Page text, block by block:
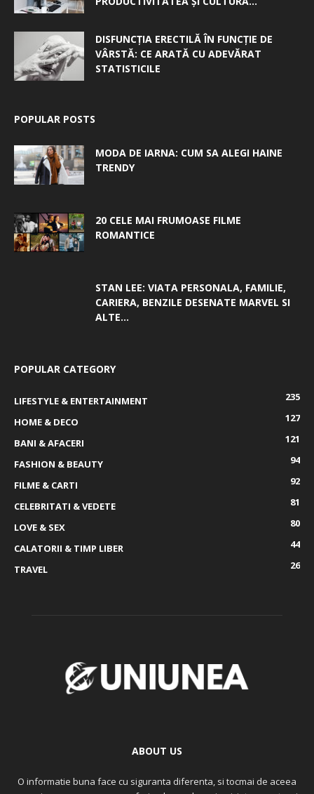
DISFUNCȚIA ERECTILĂ ÎN FUNCȚIE DE
VÂRSTĂ: CE ARATĂ CU ADEVĂRAT
STATISTICILE
POPULAR POSTS
MODA DE IARNA: CUM SA ALEGI HAINE
TRENDY
20 CELE MAI FRUMOASE FILME
ROMANTICE
STAN LEE: VIATA PERSONALA, FAMILIE,
CARIERA, BENZILE DESENATE MARVEL SI
ALTE...
POPULAR CATEGORY
LIFESTYLE & ENTERTAINMENT
235
HOME & DECO
127
BANI & AFACERI
121
FASHION & BEAUTY
94
FILME & CARTI
92
CELEBRITATI & VEDETE
81
LOVE & SEX
80
CALATORII & TIMP LIBER
44
TRAVEL
26
ABOUT US
O informatie buna face cu siguranta diferenta, si tocmai de aceea